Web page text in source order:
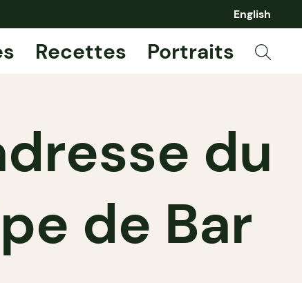
English
Recettes Portraits
du
de Bar